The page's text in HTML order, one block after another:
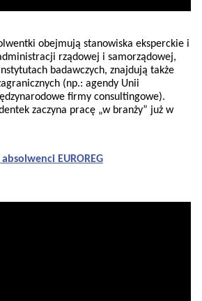
obejmują stanowiska eksperckie i
rządowej i samorządowej,
badawczych, znajdują także
(np.: agendy Unii
firmy consultingowe).
zaczyna pracę „w branży” już w
EUROREG